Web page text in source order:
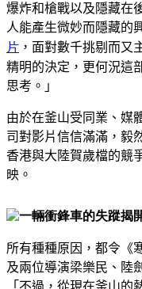
爆炸和槍戰以及隱藏在
人能產生微妙而隱藏的
片 ，面對數千挑剔而又
精明的決定，更何況這
思考。」
由於在釜山受同業、媒
司對影片信信滿滿，毅
香港與大陸賀歲檔的競
映。
所有種種原因，都令《
及兩位導演梁樂民、陸
「不過，從現在釜山